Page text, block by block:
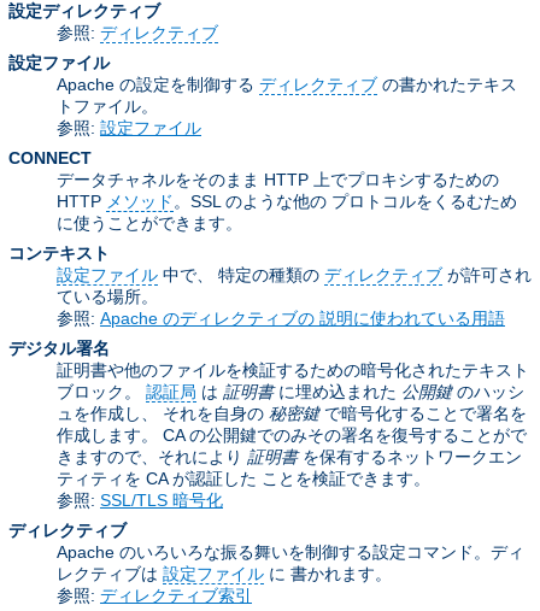
設定ディレクティブ
参照: ディレクティブ
設定ファイル
Apache の設定を制御する ディレクティブ の書かれたテキス
トファイル。
参照: 設定ファイル
CONNECT
データチャネルをそのまま HTTP 上でプロキシするための
HTTP メソッド 。SSL のような他の プロトコルをくるむため
に使うことができます。
コンテキスト
設定ファイル 中で、 特定の種類の ディレクティブ が許可され
ている場所。
参照: Apache のディレクティブの 説明に使われている用語
デジタル署名
証明書や他のファイルを検証するための暗号化されたテキスト
ブロック。 認証局 は 証明書に埋め込まれた 公開鍵のハッシ
ュを作成し、 それを自身の 秘密鍵で暗号化することで署名を
作成します。 CA の公開鍵でのみその署名を復号することがで
きますので、それにより 証明書を保有するネットワークエン
ティティを CA が認証した ことを検証できます。
参照: SSL/TLS 暗号化
ディレクティブ
Apache のいろいろな振る舞いを制御する設定コマンド。ディ
レクティブは 設定ファイル に 書かれます。
参照: ディレクティブ索引